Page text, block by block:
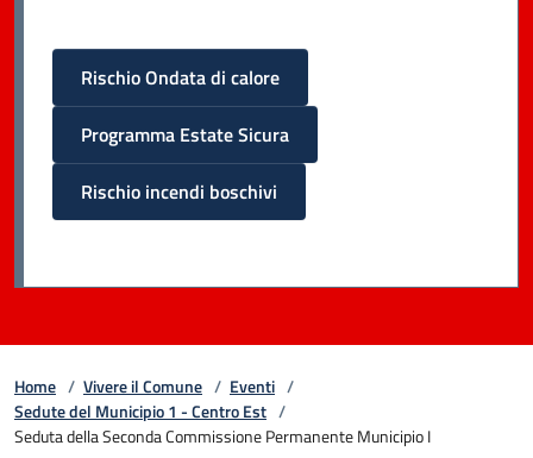
Rischio Ondata di calore
Programma Estate Sicura
Rischio incendi boschivi
Home / Vivere il Comune / Eventi /
Sedute del Municipio 1 - Centro Est /
Seduta della Seconda Commissione Permanente Municipio I